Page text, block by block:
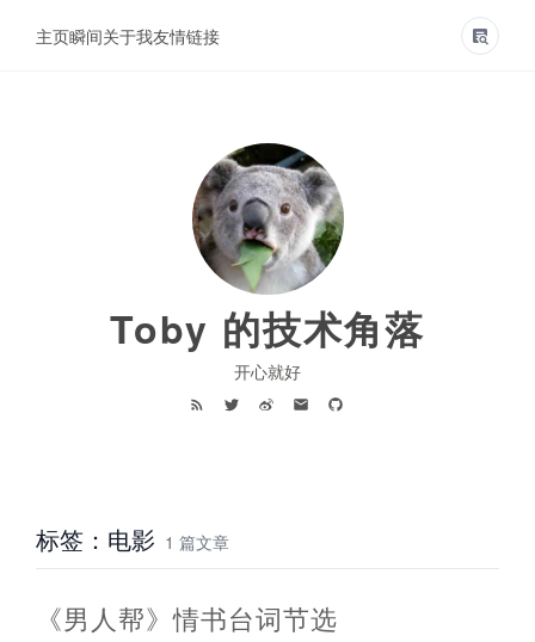
Toby 的技术角落
开心就好
主页瞬间关于我友情链接
标签：电影 1 篇文章
《男人帮》情书台词节选